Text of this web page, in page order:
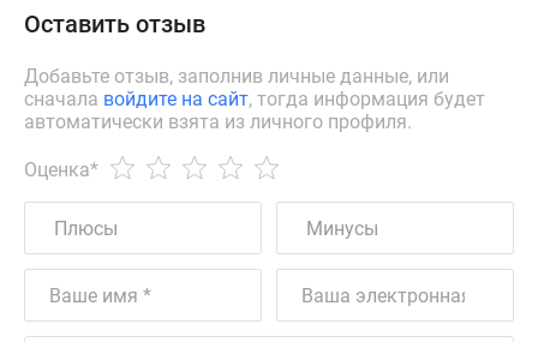
Оставить отзыв
Добавьте отзыв, заполнив личные данные, или
сначала войдите на сайт, тогда информация будет
автоматически взята из личного профиля.
Оценка*